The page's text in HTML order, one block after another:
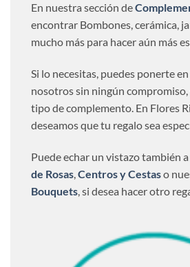
En nuestra sección de
encontrar Bombones, cerámica,
mucho más para hacer aún más
Si lo necesitas, puedes ponerte
nosotros sin ningún
tipo de complemento. En Flores
deseamos que tu regalo sea
Puede echar un vistazo también
de Rosas Centros y Cestaso
Bouquets , si desea hacer otro